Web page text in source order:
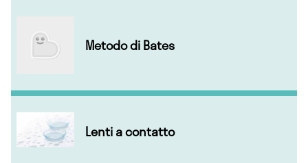
Metodo di Bates
Lenti a contatto